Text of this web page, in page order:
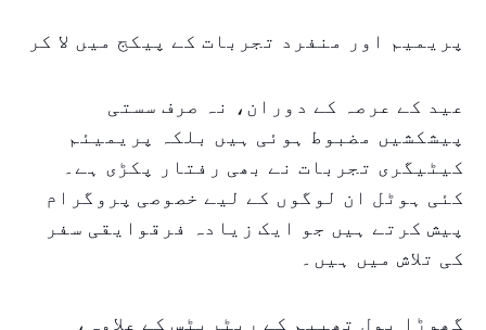
پریمیم اور منفرد تجربات کے پیکج میں لا کر
عید کے عرصہ کے دوران، نہ صرف سستی
پیشکشیں مضبوط ہوئی ہیں بلکہ پریمیئم
کیٹیگری تجربات نے بھی رفتار پکڑی ہے۔
کئی ہوٹل ان لوگوں کے لیے خصوصی پروگرام
پیش کرتے ہیں جو ایک زیادہ فرقوایقی سفر
کی تلاش میں ہیں۔
گھوڑا پول تھییم کے ریٹریٹس کے علاوہ،